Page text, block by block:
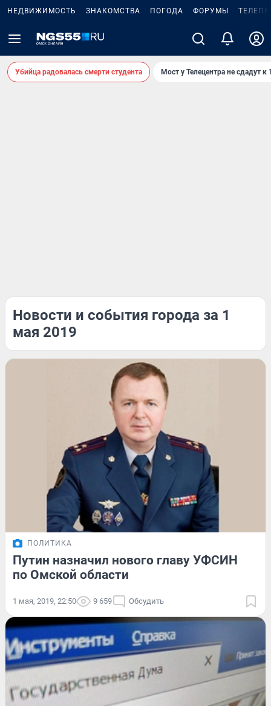
НЕДВИЖИМОСТЬ ЗНАКОМСТВА ПОГОДА ФОРУМЫ
Убийца радовалась смерти студента Мост у Телецентра не сдадут к
Новости и события города за 1
мая 2019
ПОЛИТИКА
Путин назначил нового главу УФСИН
по Омской области
1 мая, 2019, 22:50 9 659 Обсудить